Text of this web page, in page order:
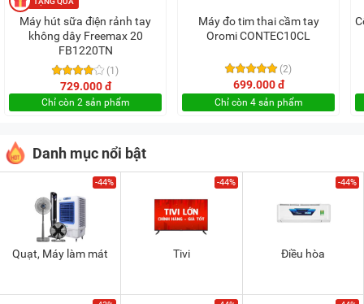
Máy hút sữa điện rảnh tay
không dây Freemax 20
FB1220TN
(1)
729.000 đ
Chỉ còn 2 sản phẩm
Máy đo tim thai cầm tay
Oromi CONTEC10CL
(2)
699.000 đ
Chỉ còn 4 sản phẩm
Danh mục nổi bật
-44%
Quạt, Máy làm mát
-44%
Tivi
-44%
Điều hòa